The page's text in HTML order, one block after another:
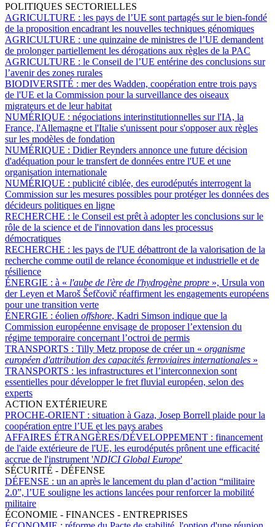
POLITIQUES SECTORIELLES
AGRICULTURE : les pays de l’UE sont partagés sur le bien-fondé
de la proposition encadrant les nouvelles techniques génomiques
AGRICULTURE : une quinzaine de ministres de l’UE demandent
de prolonger partiellement les dérogations aux règles de la PAC
AGRICULTURE : le Conseil de l’UE entérine des conclusions sur
l’avenir des zones rurales
BIODIVERSITÉ : mer des Wadden, coopération entre trois pays
de l'UE et la Commission pour la surveillance des oiseaux
migrateurs et de leur habitat
NUMÉRIQUE : négociations interinstitutionnelles sur l'IA, la
France, l'Allemagne et l'Italie s'unissent pour s'opposer aux règles
sur les modèles de fondation
NUMÉRIQUE : Didier Reynders annonce une future décision
d'adéquation pour le transfert de données entre l'UE et une
organisation internationale
NUMÉRIQUE : publicité ciblée, des eurodéputés interrogent la
Commission sur les mesures possibles pour protéger les données des
décideurs politiques en ligne
RECHERCHE : le Conseil est prêt à adopter les conclusions sur le
rôle de la science et de l'innovation dans les processus
démocratiques
RECHERCHE : les pays de l'UE débattront de la valorisation de la
recherche comme outil de relance économique et industrielle et de
résilience
ÉNERGIE : à « l'aube de l'ère de l'hydrogène propre », Ursula von
der Leyen et Maroš Šefčovič réaffirment les engagements européens
pour une transition verte
ÉNERGIE : éolien offshore, Kadri Simson indique que la
Commission européenne envisage de proposer l’extension du
régime temporaire concernant l’octroi de permis
TRANSPORTS : Tilly Metz propose de créer un « organisme
européen d'attribution des capacités ferroviaires internationales »
TRANSPORTS : les infrastructures et l’interconnexion sont
essentielles pour développer le fret fluvial européen, selon des
experts
ACTION EXTÉRIEURE
PROCHE-ORIENT : situation à Gaza, Josep Borrell plaide pour la
coopération entre l’UE et les pays arabes
AFFAIRES ÉTRANGÈRES/DÉVELOPPEMENT : financement
de l'aide extérieure de l'UE, les eurodéputés prônent une efficacité
accrue de l'instrument 'NDICI Global Europe'
SÉCURITÉ - DÉFENSE
DÉFENSE : un an après le lancement du plan d’action “militaire
2.0”, l’UE souligne les actions lancées pour renforcer la mobilité
militaire
ÉCONOMIE - FINANCES - ENTREPRISES